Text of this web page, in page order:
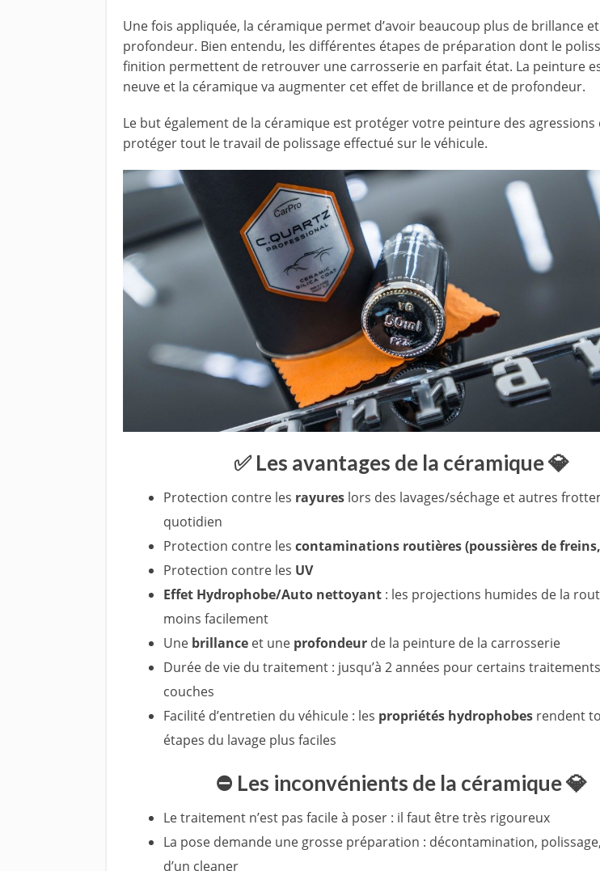
Une fois appliquée, la céramique permet d’avoir beaucoup plus de brillance
profondeur. Bien entendu, les différentes étapes de préparation dont le
finition permettent de retrouver une carrosserie en parfait état. La peinture
neuve et la céramique va augmenter cet effet de brillance et de profondeur.
Le but également de la céramique est protéger votre peinture des agressions
protéger tout le travail de polissage effectué sur le véhicule.
✅ Les avantages de la céramique 💎
Protection contre les rayures lors des lavages/séchage et autres
quotidien
Protection contre lescontaminations routières (poussières de
Protection contre les UV
Effet Hydrophobe/Auto nettoyant : les projections humides de la
moins facilement
Une brillance et une profondeur de la peinture de la carrosserie
Durée de vie du traitement : jusqu’à 2 années pour certains
couches
Facilité d’entretien du véhicule : les propriétés hydrophobes rendent
étapes du lavage plus faciles
⛔ Les inconvénients de la céramique 💎
Le traitement n’est pas facile à poser : il faut être très rigoureux
La pose demande une grosse préparation : décontamination,
d’un cleaner